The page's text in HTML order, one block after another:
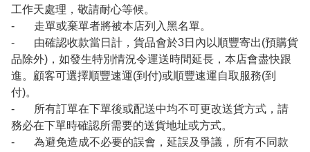
工作天處理，敬請耐心等候。
- 走單或棄單者將被本店列入黑名單。
- 由確認收款當日計，貨品會於3日內以順豐寄出(預購貨
品除外)，如發生特別情況令運送時間延長，本店會盡快跟
進。顧客可選擇順豐速運(到付)或順豐速運自取服務(到
付)。
- 所有訂單在下單後或配送中均不可更改送貨方式，請
務必在下單時確認所需要的送貨地址或方式。
- 為避免造成不必要的誤會，延誤及爭議，所有不同款